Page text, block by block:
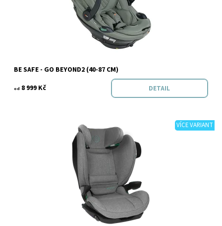
BE SAFE - GO BEYOND2 (40-87 CM)
od 8 999 Kč DETAIL
VÍCE VARIANT
Skladem